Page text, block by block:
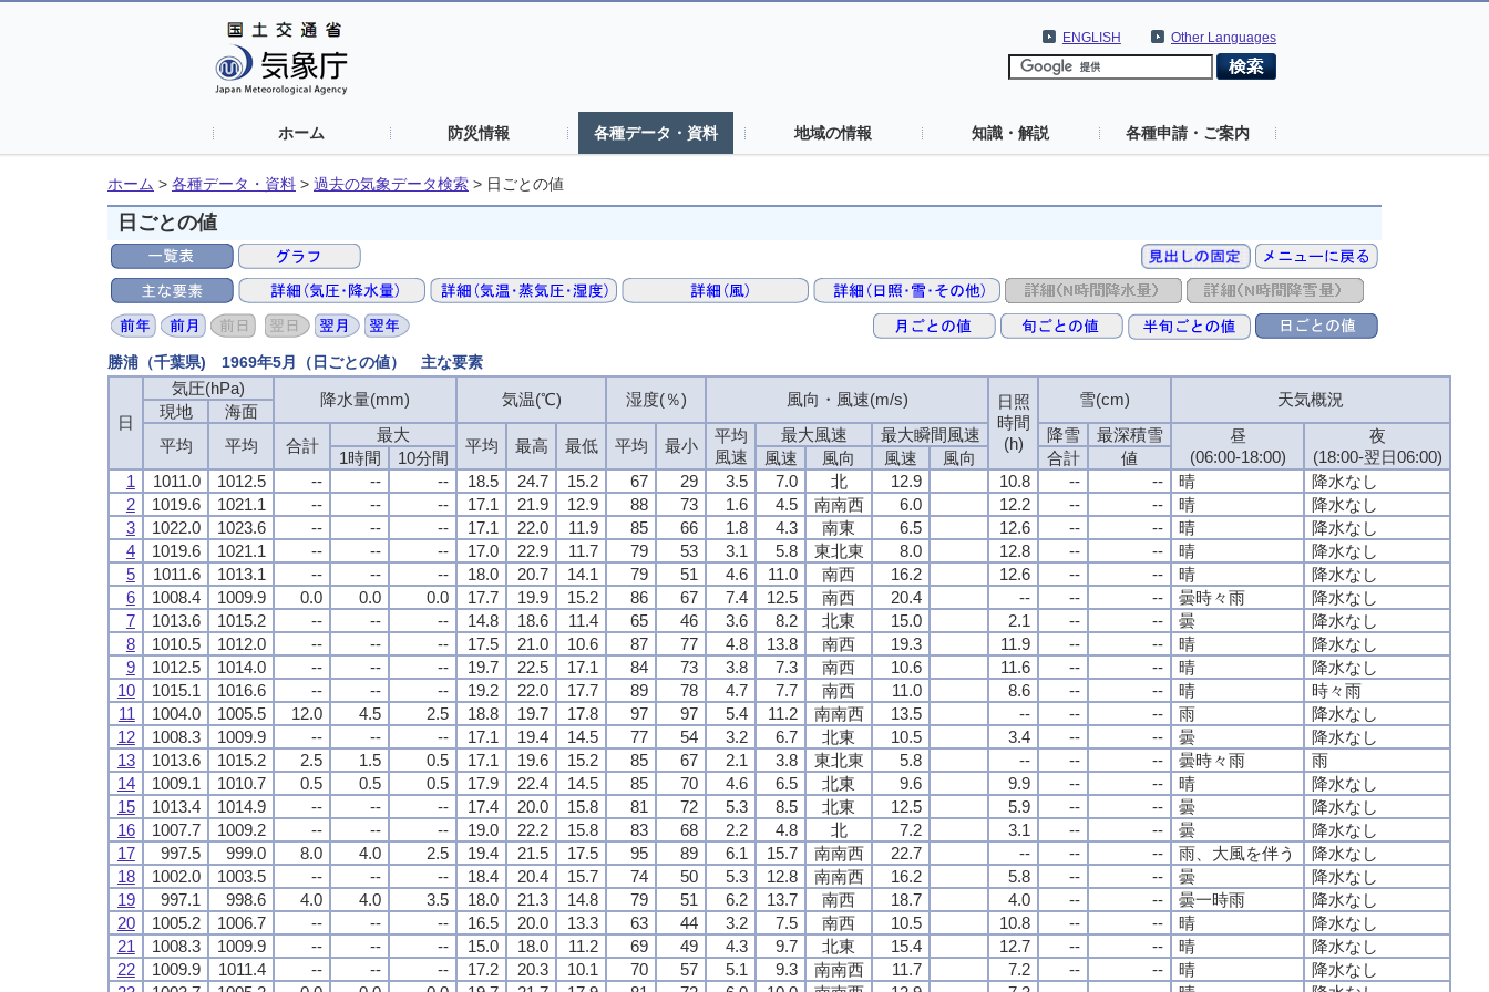
Other Languages
ENGLISH
ホーム 防災情報 各種データ・資料 地域の情報 知識・解説 各種申請・ご案内
ホーム > 各種データ・資料 > 過去の気象データ検索 > 日ごとの値
日ごとの値
勝浦（千葉県) 1969年5月（日ごとの値） 主な要素
日
気圧(hPa)
降水量(mm) 気温(℃) 湿度(％) 風向・風速(m/s)
日照
時間
(h)
雪(cm) 天気概況
現地
海面
平均
平均 合計
最大
平均 最高 最低 平均 最小
平均
風速
最大風速 最大瞬間風速 降雪 最深積雪
昼
(06:00-18:00)
夜
(18:00-翌日06:00)
1時間 10分間 風速 風向 風速 風向 合計
値
1
1011.0 1012.5 -- -- -- 18.5 24.7 15.2 67 29 3.5 7.0 北 12.9 10.8 -- -- 晴
降水なし
2
1019.6 1021.1 -- -- -- 17.1 21.9 12.9 88 73 1.6 4.5 南南西 6.0 12.2 -- -- 晴
降水なし
3
1022.0 1023.6 -- -- -- 17.1 22.0 11.9 85 66 1.8 4.3 南東 6.5 12.6 -- -- 晴
降水なし
4
1019.6 1021.1 -- -- -- 17.0 22.9 11.7 79 53 3.1 5.8 東北東 8.0 12.8 -- -- 晴
降水なし
5
1011.6 1013.1 -- -- -- 18.0 20.7 14.1 79 51 4.6 11.0 南西 16.2 12.6 -- -- 晴
降水なし
6
1008.4 1009.9 0.0 0.0 0.0 17.7 19.9 15.2 86 67 7.4 12.5 南西 20.4 -- -- -- 曇時々雨
降水なし
7
1013.6 1015.2 -- -- -- 14.8 18.6 11.4 65 46 3.6 8.2 北東 15.0 2.1 -- -- 曇
降水なし
8
1010.5 1012.0 -- -- -- 17.5 21.0 10.6 87 77 4.8 13.8 南西 19.3 11.9 -- -- 晴
降水なし
9
1012.5 1014.0 -- -- -- 19.7 22.5 17.1 84 73 3.8 7.3 南西 10.6 11.6 -- -- 晴
降水なし
10
1015.1 1016.6 -- -- -- 19.2 22.0 17.7 89 78 4.7 7.7 南西 11.0 8.6 -- -- 晴
時々雨
11
1004.0 1005.5 12.0 4.5 2.5 18.8 19.7 17.8 97 97 5.4 11.2 南南西 13.5 -- -- -- 雨
降水なし
12
1008.3 1009.9 -- -- -- 17.1 19.4 14.5 77 54 3.2 6.7 北東 10.5 3.4 -- -- 曇
降水なし
13
1013.6 1015.2 2.5 1.5 0.5 17.1 19.6 15.2 85 67 2.1 3.8 東北東 5.8 -- -- -- 曇時々雨
雨
14
1009.1 1010.7 0.5 0.5 0.5 17.9 22.4 14.5 85 70 4.6 6.5 北東 9.6 9.9 -- -- 晴
降水なし
15
1013.4 1014.9 -- -- -- 17.4 20.0 15.8 81 72 5.3 8.5 北東 12.5 5.9 -- -- 曇
降水なし
16
1007.7 1009.2 -- -- -- 19.0 22.2 15.8 83 68 2.2 4.8 北 7.2 3.1 -- -- 曇
降水なし
17
997.5 999.0 8.0 4.0 2.5 19.4 21.5 17.5 95 89 6.1 15.7 南南西 22.7 -- -- -- 雨、大風を伴う
降水なし
18
1002.0 1003.5 -- -- -- 18.4 20.4 15.7 74 50 5.3 12.8 南南西 16.2 5.8 -- -- 曇
降水なし
19
997.1 998.6 4.0 4.0 3.5 18.0 21.3 14.8 79 51 6.2 13.7 南西 18.7 4.0 -- -- 曇一時雨
降水なし
20
1005.2 1006.7 -- -- -- 16.5 20.0 13.3 63 44 3.2 7.5 南西 10.5 10.8 -- -- 晴
降水なし
21
1008.3 1009.9 -- -- -- 15.0 18.0 11.2 69 49 4.3 9.7 北東 15.4 12.7 -- -- 晴
降水なし
22
1009.9 1011.4 -- -- -- 17.2 20.3 10.1 70 57 5.1 9.3 南南西 11.7 7.2 -- -- 晴
降水なし